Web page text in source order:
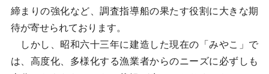
締まりの強化など、調査指導船の果たす役割に大きな期
待が寄せられております。
しかし、昭和六十三年に建造した現在の「みやこ」で
は、高度化、多様化する漁業者からのニーズに必ずしも